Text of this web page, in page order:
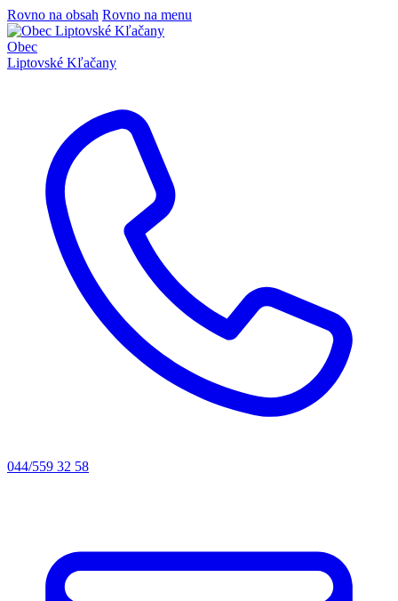
Rovno na obsah Rovno na menu
Obec
Liptovské Kľačany
044/559 32 58